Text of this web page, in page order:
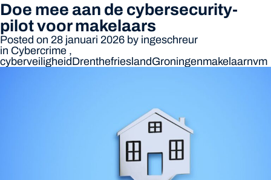
Doe mee aan de cybersecurity-
pilot voor makelaars
Posted on 28 januari 2026 by ingeschreur
in Cybercrime ,
cyberveiligheidDrenthefrieslandGroningenmakelaarnvm